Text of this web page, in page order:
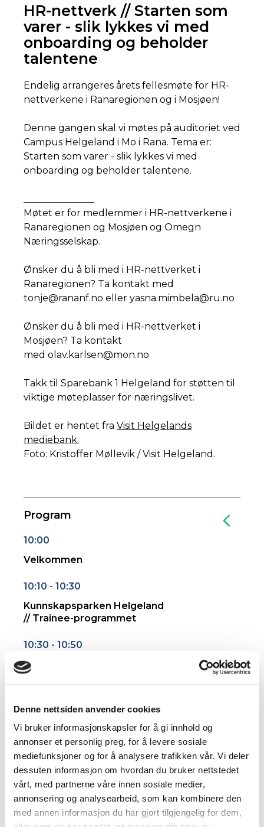
Denne nettsiden anvender cookies
Vi bruker informasjonskapsler for å gi innhold og
annonser et personlig preg, for å levere sosiale
mediefunksjoner og for å analysere trafikken vår. Vi deler
dessuten informasjon om hvordan du bruker nettstedet
vårt, med partnerne våre innen sosiale medier,
annonsering og analysearbeid, som kan kombinere den
med annen informasjon du har gjort tilgjengelig for dem,